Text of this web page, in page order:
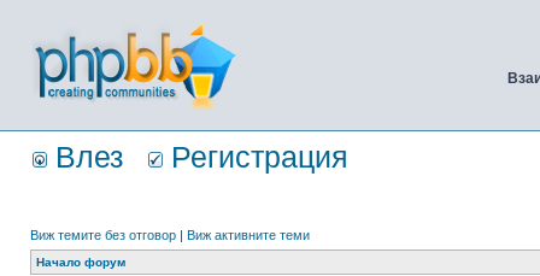
Влез Регистрация
Виж темите без отговор | Виж активните теми
Начало форум